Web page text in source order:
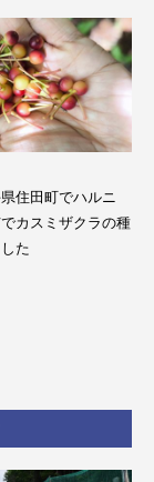
住田町でハルニ
カスミザクラの種
た